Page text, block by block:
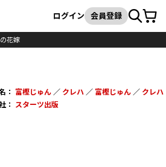
検索
ログイン 会員登録カート
花嫁
： 富樫じゅん／ クレハ／ 富樫じゅん／ クレハ
： スターツ出版